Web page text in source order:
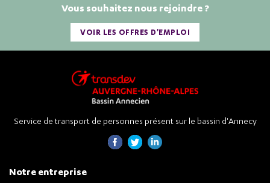
Vous souhaitez nous rejoindre ?
VOIR LES OFFRES D'EMPLOI
Service de transport de personnes présent sur le bassin d'Annecy
Notre entreprise